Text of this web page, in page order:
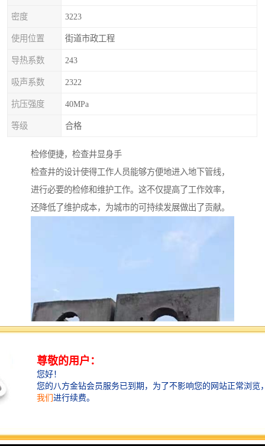
密度 3223
使用位置 街道市政工程
导热系数 243
吸声系数 2322
抗压强度 40MPa
等级 合格
检修便捷，检查井显身手
检查井的设计使得工作人员能够方便地进入地下管线，
进行必要的检修和维护工作。这不仅提高了工作效率，
还降低了维护成本，为城市的可持续发展做出了贡献。